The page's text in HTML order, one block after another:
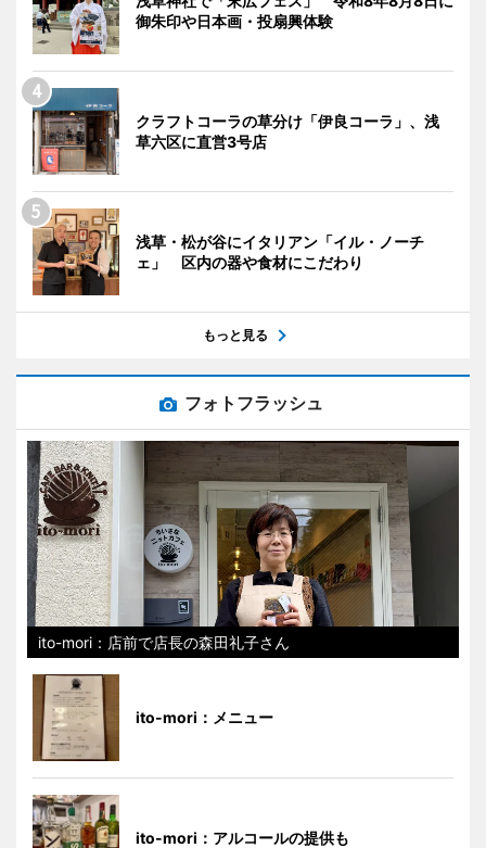
御朱印や日本画・投扇興体験
クラフトコーラの草分け「伊良コーラ」、浅
草六区に直営3号店
浅草・松が谷にイタリアン「イル・ノーチ
ェ」 区内の器や食材にこだわり
もっと見る
フォトフラッシュ
ito-mori：店前で店長の森田礼子さん
ito-mori：メニュー
ito-mori：アルコールの提供も